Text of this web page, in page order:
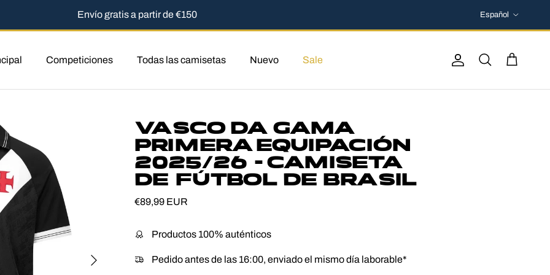
Envío gratis a partir de €150 Español
Competiciones Todas las camisetas Nuevo Sale
CuentaBuscar Carrito
Siguiente
VASCO DA GAMA
PRIMERA EQUIPACIÓN
2025/26 - CAMISETA
DE FÚTBOL DE BRASIL
Precio normal
€89,99 EUR
Productos 100% auténticos
Pedido antes de las 16:00, enviado el mismo día laborable*